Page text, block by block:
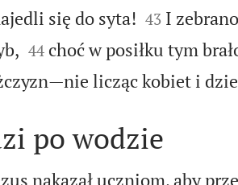
się do syta!
43 I

44 choć w posiłku tym
licząc kobiet i
po wodzie
nakazał uczniom, aby